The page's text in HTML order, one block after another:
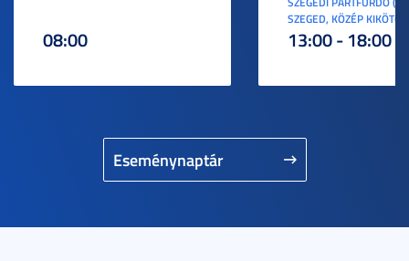
Eseménynaptár
08:00
SZEGED, KÖZÉP KIKÖTŐ
13:00 - 18:00